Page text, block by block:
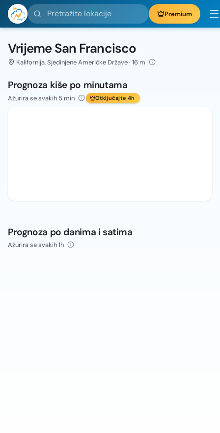
Pretražite lokacije Premium
Vrijeme San Francisco
Kalifornija, Sjedinjene Američke Države · 16 m
Prognoza kiše po minutama
Ažurira se svakih 5 min Otključajte 4h
Prognoza po danima i satima
Ažurira se svakih 1h